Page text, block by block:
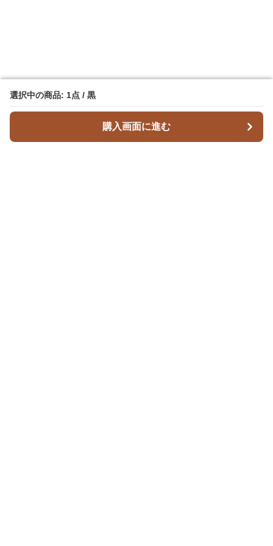
選択中の商品: 1点 / 黒
購入画面に進む
選択中の商品: 1点 / 黒
購入画面に進む